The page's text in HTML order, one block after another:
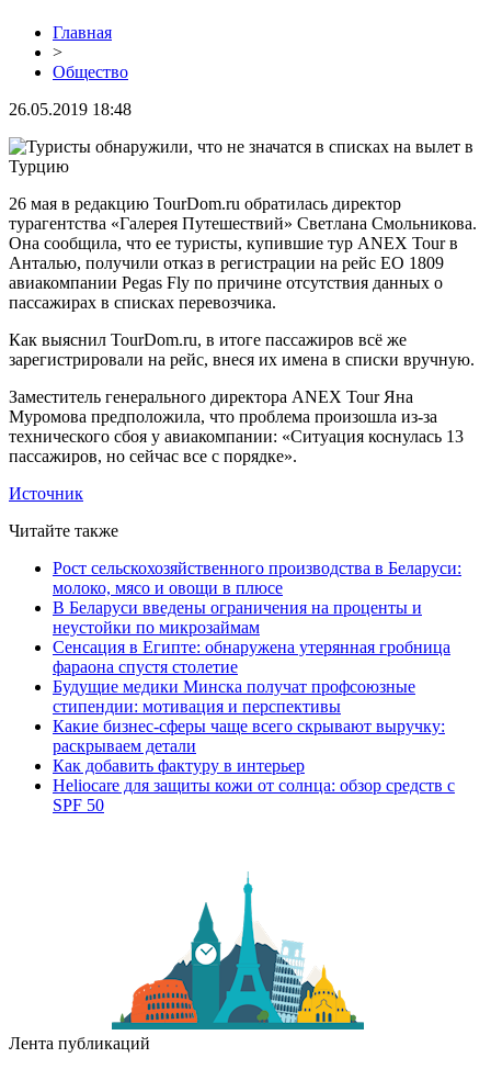
Главная
>
Общество
26.05.2019 18:48
26 мая в редакцию TourDom.ru обратилась директор
турагентства «Галерея Путешествий» Светлана Смольникова.
Она сообщила, что ее туристы, купившие тур ANEX Tour в
Анталью, получили отказ в регистрации на рейс EO 1809
авиакомпании Pegas Fly по причине отсутствия данных о
пассажирах в списках перевозчика.
Как выяснил TourDom.ru, в итоге пассажиров всё же
зарегистрировали на рейс, внеся их имена в списки вручную.
Заместитель генерального директора ANEX Tour Яна
Муромова предположила, что проблема произошла из-за
технического сбоя у авиакомпании: «Ситуация коснулась 13
пассажиров, но сейчас все с порядке».
Источник
Читайте также
Рост сельскохозяйственного производства в Беларуси:
молоко, мясо и овощи в плюсе
В Беларуси введены ограничения на проценты и
неустойки по микрозаймам
Сенсация в Египте: обнаружена утерянная гробница
фараона спустя столетие
Будущие медики Минска получат профсоюзные
стипендии: мотивация и перспективы
Какие бизнес-сферы чаще всего скрывают выручку:
раскрываем детали
Как добавить фактуру в интерьер
Heliocare для защиты кожи от солнца: обзор средств с
SPF 50
Лента публикаций